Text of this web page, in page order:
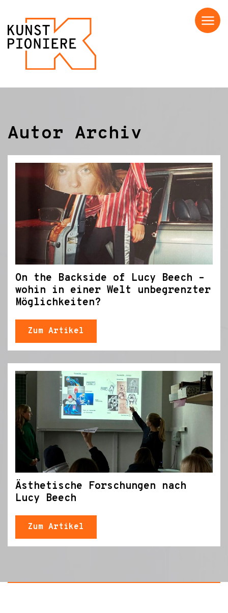
Menü
Autor Archiv
On the Backside of Lucy Beech –
wohin in einer Welt unbegrenzter
Möglichkeiten?
Zum Artikel
Ästhetische Forschungen nach
Lucy Beech
Zum Artikel